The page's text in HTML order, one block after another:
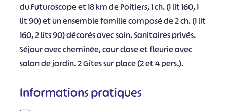
du Futuroscope et 18 km de Poitiers, 1 ch. (1 lit 160, 1
lit 90) et un ensemble famille composé de 2 ch. (1 lit
160, 2 lits 90) décorés avec soin. Sanitaires privés.
Séjour avec cheminée, cour close et fleurie avec
salon de jardin. 2 Gîtes sur place (2 et 4 pers.).
Informations pratiques